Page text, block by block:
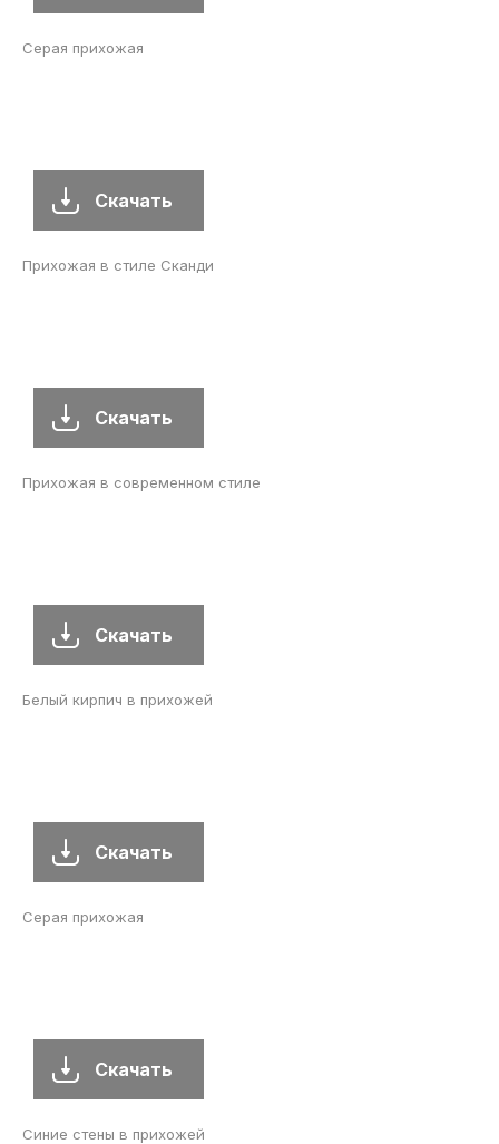
Серая прихожая
Скачать
Прихожая в стиле Сканди
Скачать
Прихожая в современном стиле
Скачать
Белый кирпич в прихожей
Скачать
Серая прихожая
Скачать
Синие стены в прихожей